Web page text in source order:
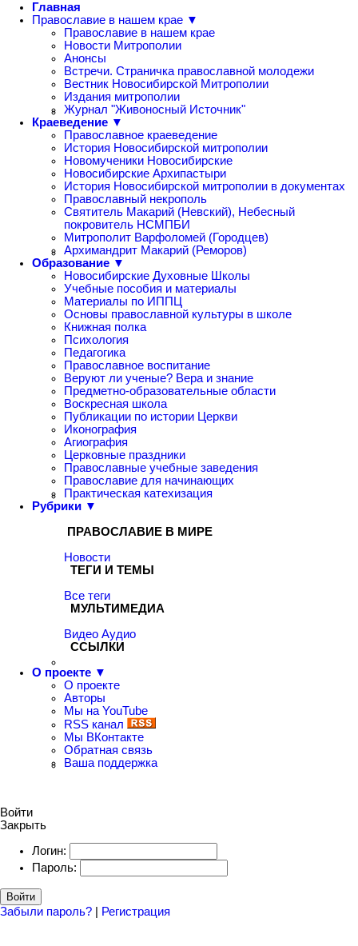
Главная
Православие в нашем крае ▼
Православие в нашем крае
Новости Митрополии
Анонсы
Встречи. Страничка православной молодежи
Вестник Новосибирской Митрополии
Издания митрополии
Журнал "Живоносный Источник"
Краеведение ▼
Православное краеведение
История Новосибирской митрополии
Новомученики Новосибирские
Новосибирские Архипастыри
История Новосибирской митрополии в документах
Православный некрополь
Святитель Макарий (Невский), Небесный
покровитель НСМПБИ
Митрополит Варфоломей (Городцев)
Архимандрит Макарий (Реморов)
Образование ▼
Новосибирские Духовные Школы
Учебные пособия и материалы
Материалы по ИППЦ
Основы православной культуры в школе
Книжная полка
Психология
Педагогика
Православное воспитание
Веруют ли ученые? Вера и знание
Предметно-образовательные области
Воскресная школа
Публикации по истории Церкви
Иконография
Агиография
Церковные праздники
Православные учебные заведения
Православие для начинающих
Практическая катехизация
Рубрики ▼
ПРАВОСЛАВИЕ В МИРЕ
Новости
ТЕГИ И ТЕМЫ
Все теги
МУЛЬТИМЕДИА
Видео Аудио
ССЫЛКИ
О проекте ▼
О проекте
Авторы
Мы на YouTube
RSS канал
Мы ВКонтакте
Обратная связь
Ваша поддержка
Войти
Закрыть
Логин:
Пароль:
Войти
Забыли пароль? Регистрация